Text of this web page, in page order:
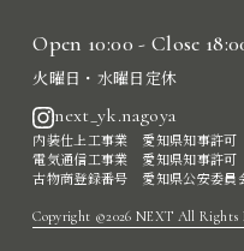
Open 10:00 - Close
火曜日・水曜日定休
next_yk.nagoya
内装仕上工事業 愛知県知事許可
電気通信工事業 愛知県知事許可
古物商登録番号 愛知県公安委
Copyright ©2026 NEXT All Rights